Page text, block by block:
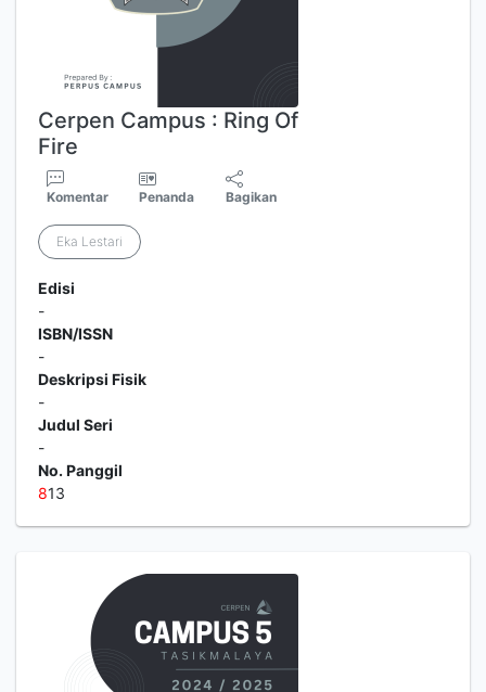
Cerpen Campus : Ring Of
Fire
Komentar Penanda Bagikan
Eka Lestari
Edisi
-
ISBN/ISSN
-
Deskripsi Fisik
-
Judul Seri
-
No. Panggil
813